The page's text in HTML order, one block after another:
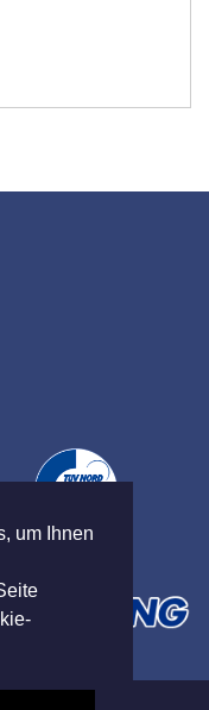
um Ihnen